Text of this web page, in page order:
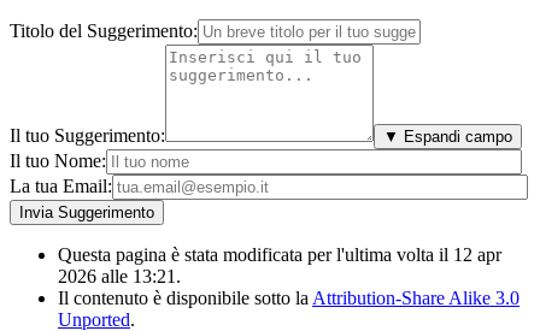
Titolo del Suggerimento:
Il tuo Suggerimento: ▼ Espandi campo
Il tuo Nome:
La tua Email:
Questa pagina è stata modificata per l'ultima volta il 12 apr
2026 alle 13:21.
Il contenuto è disponibile sotto la Attribution-Share Alike 3.0
Unported.